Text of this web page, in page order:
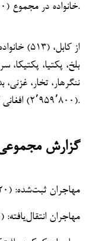
خانواده در مجموع (۱٬۰۷۴٬۰۰۰) افغانی کمک مالی داده شده است.
بلخ، پکتیا، پکتیکا،
ننگرهار، تخار،
(۲٬۹۵۹٬۸۰۰) افغانی کرایه دریافت کرده‌اند.
گزارش
مهاجران ثبت‌شده: (۱۲۲۰) خانواده و (۶۴۶۲) نفر
مهاجران انتقال‌یافته: (۱۴۵۲) خانواده و (۷۹۰۳) نفر